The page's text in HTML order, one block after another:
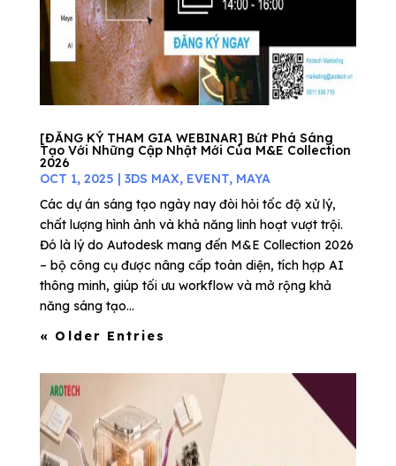
[ĐĂNG KÝ THAM GIA WEBINAR] Bứt Phá Sáng
Tạo Với Những Cập Nhật Mới Của M&E Collection
2026
OCT 1, 2025 | 3DS MAX, EVENT, MAYA
Các dự án sáng tạo ngày nay đòi hỏi tốc độ xử lý,
chất lượng hình ảnh và khả năng linh hoạt vượt trội.
Đó là lý do Autodesk mang đến M&E Collection 2026
– bộ công cụ được nâng cấp toàn diện, tích hợp AI
thông minh, giúp tối ưu workflow và mở rộng khả
năng sáng tạo...
« Older Entries